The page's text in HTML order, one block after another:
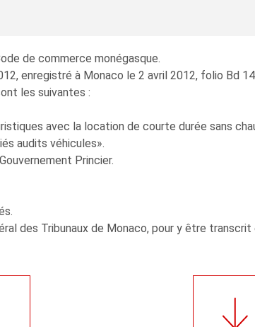
de commerce monégasque.
enregistré à Monaco le 2 avril 2012, folio Bd
les suivantes :
avec la location de courte durée sans
audits véhicules».
Princier.
des Tribunaux de Monaco, pour y être